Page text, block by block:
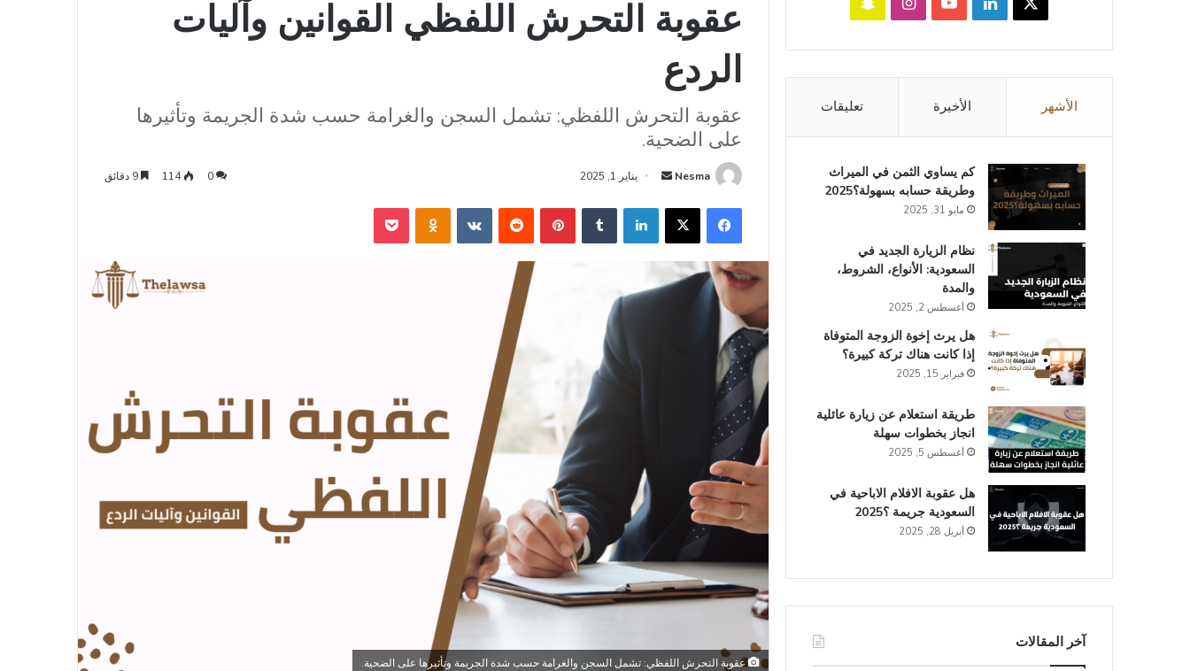
عقوبة التحرش اللفظي القوانين وآليات
الردع
عقوبة التحرش اللفظي: تشمل السجن والغرامة حسب شدة الجريمة وتأثيرها
على الضحية.
Nesma
أرسل
إلكترونيا
يناير 1, 2025 0
114
فيسبوك‫X لينكدإن بينتيريست Odnoklassniki
‫Pocket
عقوبة التحرش اللفظي: تشمل السجن والغرامة حسب شدة الجريمة وتأثيرها على الضحية.
الأشهر الأخيرة تعليقات
كم يساوي الثمن في الميراث​
وطريقة حسابه بسهولة؟2025
مايو 31, 2025
نظام الزيارة الجديد في
السعودية: الأنواع، الشروط،
والمدة
أغسطس 2, 2025
هل يرث إخوة الزوجة المتوفاة
إذا كانت هناك تركة كبيرة؟
فبراير 15, 2025
طريقة استعلام عن زيارة عائلية
انجاز​ بخطوات سهلة
أغسطس 5, 2025
هل عقوبة الافلام الاباحية في
السعودية​ جريمة ؟2025
أبريل 28, 2025
آخر المقالات